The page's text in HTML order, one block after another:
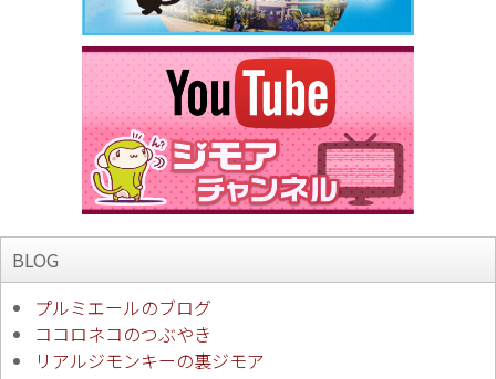
BLOG
プルミエールのブログ
ココロネコのつぶやき
リアルジモンキーの裏ジモア